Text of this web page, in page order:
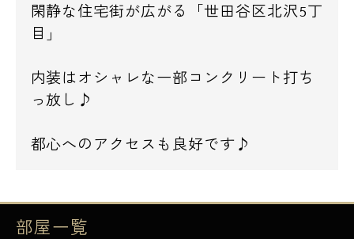
閑静な住宅街が広がる「世田谷区北沢5丁
目」
内装はオシャレな一部コンクリート打ち
っ放し♪
都心へのアクセスも良好です♪
部屋一覧